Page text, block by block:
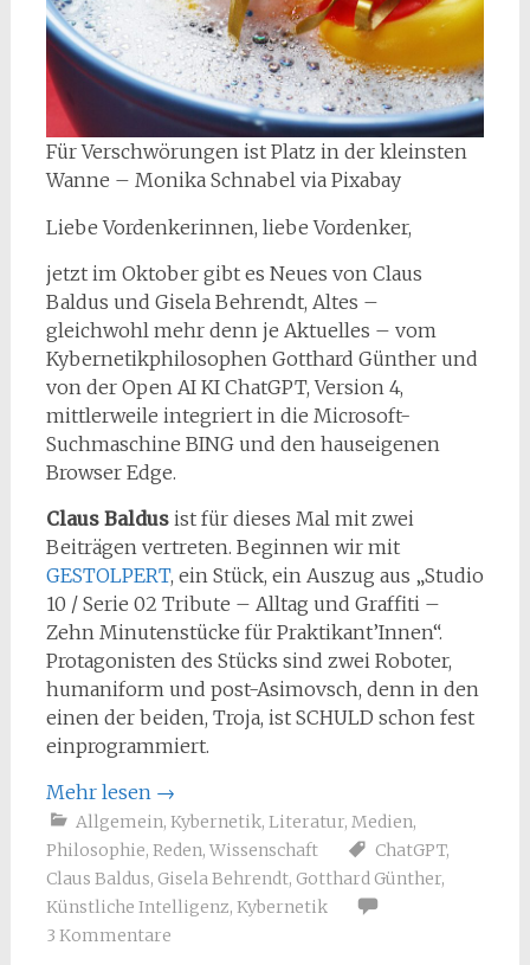
Für Verschwörungen ist Platz in der kleinsten
Wanne – Monika Schnabel via Pixabay
Liebe Vordenkerinnen, liebe Vordenker,
jetzt im Oktober gibt es Neues von Claus
Baldus und Gisela Behrendt, Altes –
gleichwohl mehr denn je Aktuelles – vom
Kybernetikphilosophen Gotthard Günther und
von der Open AI KI ChatGPT, Version 4,
mittlerweile integriert in die Microsoft-
Suchmaschine BING und den hauseigenen
Browser Edge.
Claus Baldusist für dieses Mal mit zwei
Beiträgen vertreten. Beginnen wir mit
GESTOLPERT, ein Stück, ein Auszug aus „Studio
10 / Serie 02 Tribute – Alltag und Graffiti –
Zehn Minutenstücke für Praktikant’Innen“.
Protagonisten des Stücks sind zwei Roboter,
humaniform und post-Asimovsch, denn in den
einen der beiden, Troja, ist SCHULD schon fest
einprogrammiert.
Mehr lesen →
Allgemein, Kybernetik, Literatur, Medien,
Philosophie, Reden, Wissenschaft ChatGPT,
Claus Baldus, Gisela Behrendt, Gotthard Günther,
Künstliche Intelligenz, Kybernetik
3 Kommentare